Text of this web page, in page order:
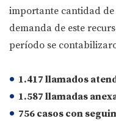
importante cantidad
demanda de este
período se
1.417 llamados
1.587 llamadas
756 casos con